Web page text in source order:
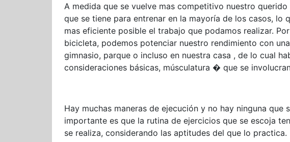
A medida que se vuelve mas competitivo nuestro
que se tiene para entrenar en la mayoría de los casos, lo
mas eficiente posible el trabajo que podamos realizar.
bicicleta, podemos potenciar nuestro rendimiento con
gimnasio, parque o incluso en nuestra casa , de lo cual
consideraciones básicas, músculatura � que se
Hay muchas maneras de ejecución y no hay ninguna que
importante es que la rutina de ejercicios que se escoja
se realiza, considerando las aptitudes del que lo practica.